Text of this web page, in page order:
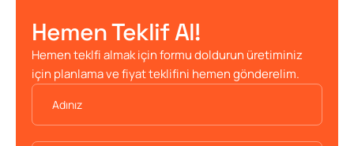
Hemen Teklif Al!
Hemen teklfi almak için formu doldurun üretiminiz
için planlama ve fiyat teklifini hemen gönderelim.